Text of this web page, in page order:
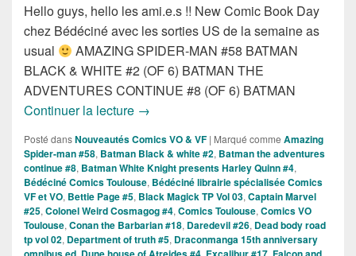
Hello guys, hello les ami.e.s !! New Comic Book Day
chez Bédéciné avec les sorties US de la semaine as
usual
AMAZING SPIDER-MAN #58 BATMAN
BLACK & WHITE #2 (OF 6) BATMAN THE
ADVENTURES CONTINUE #8 (OF 6) BATMAN
Continuer la lecture Sorties des Comics VO de la
→
Posté dansNouveautés Comics VO & VF | Marqué comme Amazing
Spider-man #58, Batman Black & white #2, Batman the adventures
continue #8, Batman White Knight presents Harley Quinn #4,
Bédéciné Comics Toulouse, Bédéciné librairie spécialisée Comics
VF et VO, Bettie Page #5, Black Magick TP Vol 03, Captain Marvel
#25, Colonel Weird Cosmagog #4, Comics Toulouse, Comics VO
Toulouse, Conan the Barbarian #18, Daredevil #26, Dead body road
tp vol 02, Department of truth #5, Draconmanga 15th anniversary